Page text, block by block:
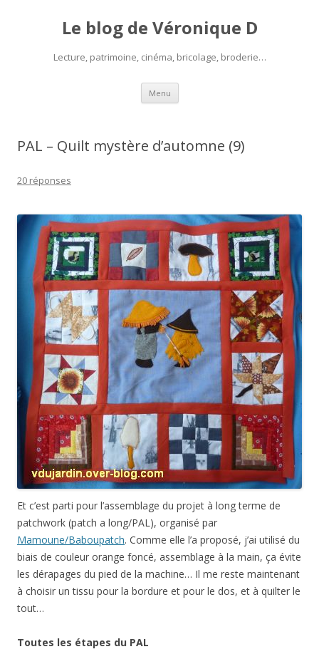
Le blog de Véronique D
Lecture, patrimoine, cinéma, bricolage, broderie…
Menu Aller
contenu
PAL – Quilt mystère d’automne (9)
20 réponses
Et c’est parti pour l’assemblage du projet à long terme de
patchwork (patch a long/PAL), organisé par
Mamoune/Baboupatch. Comme elle l’a proposé, j’ai utilisé du
biais de couleur orange foncé, assemblage à la main, ça évite
les dérapages du pied de la machine… Il me reste maintenant
à choisir un tissu pour la bordure et pour le dos, et à quilter le
tout…
Toutes les étapes du PAL